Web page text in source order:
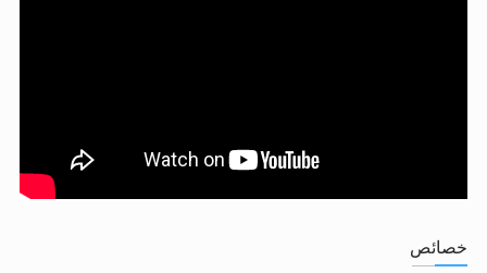
خصائص